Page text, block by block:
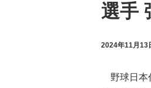
選手
2024年11月13
野球日本